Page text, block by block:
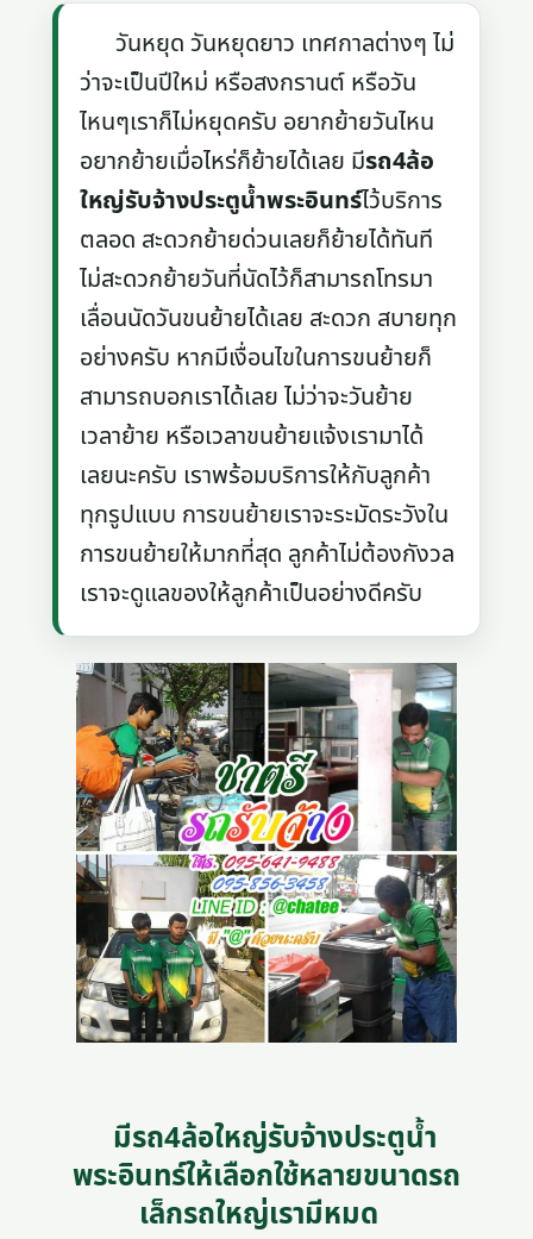
วันหยุด วันหยุดยาว เทศกาลต่างๆ ไม่
ว่าจะเป็นปีใหม่ หรือสงกรานต์ หรือวัน
ไหนๆเราก็ไม่หยุดครับ อยากย้ายวันไหน
อยากย้ายเมื่อไหร่ก็ย้ายได้เลย มีรถ4ล้อ
ใหญ่รับจ้างประตูน้ำพระอินทร์ไว้บริการ
ตลอด สะดวกย้ายด่วนเลยก็ย้ายได้ทันที
ไม่สะดวกย้ายวันที่นัดไว้ก็สามารถโทรมา
เลื่อนนัดวันขนย้ายได้เลย สะดวก สบายทุก
อย่างครับ หากมีเงื่อนไขในการขนย้ายก็
สามารถบอกเราได้เลย ไม่ว่าจะวันย้าย
เวลาย้าย หรือเวลาขนย้ายแจ้งเรามาได้
เลยนะครับ เราพร้อมบริการให้กับลูกค้า
ทุกรูปแบบ การขนย้ายเราจะระมัดระวังใน
การขนย้ายให้มากที่สุด ลูกค้าไม่ต้องกังวล
เราจะดูแลของให้ลูกค้าเป็นอย่างดีครับ
มีรถ4ล้อใหญ่รับจ้างประตูน้ำ
พระอินทร์ให้เลือกใช้หลายขนาดรถ
เล็กรถใหญ่เรามีหมด